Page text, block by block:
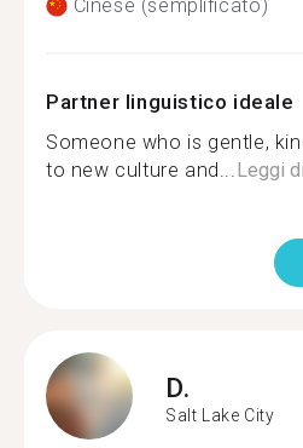
Cinese (semplificato)
Partner linguistico ideale
Someone who is gentle,
to new culture and...Leggi
D.
Salt Lake City